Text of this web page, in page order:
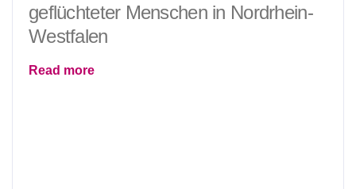
geflüchteter Menschen in Nordrhein-
Westfalen
Read more